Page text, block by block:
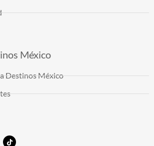
México
Destinos México